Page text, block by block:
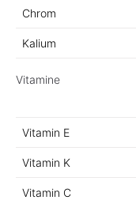
Chrom
Kalium
Vitamine
Vitamin E
Vitamin K
Vitamin C